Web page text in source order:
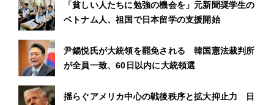
「貧しい人たちに勉強の機会を」元新聞奨学生の
ベトナム人、祖国で日本留学の支援開始
尹錫悦氏が大統領を罷免される 韓国憲法裁判所
が全員一致、60日以内に大統領選
揺らぐアメリカ中心の戦後秩序と拡大抑止力 日